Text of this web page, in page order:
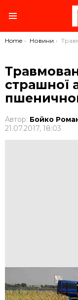
You are here:
Home Новини Травмованих людей після
страшної
Автор: Бойко
21.07.2017, 18:03